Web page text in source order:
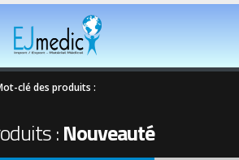
clé des produits :
:Nouveauté